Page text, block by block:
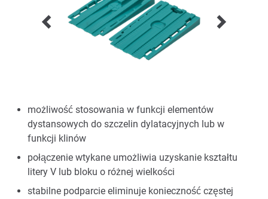
możliwość stosowania w funkcji elementów
dystansowych do szczelin dylatacyjnych lub w
funkcji klinów
połączenie wtykane umożliwia uzyskanie kształtu
litery V lub bloku o różnej wielkości
stabilne podparcie eliminuje konieczność częstej